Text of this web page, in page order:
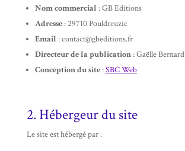
Nom commercial : GB Editions
Adresse: 29710 Pouldreuzic
Email : contact@gbeditions.fr
Directeur de la publication: Gaëlle Bernard
Conception du site:SBC Web
2. Hébergeur du site
Le site est hébergé par :